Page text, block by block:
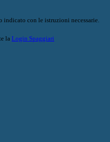
con le istruzioni necessarie.
la Login Spaggiari